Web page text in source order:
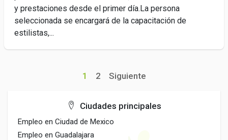
y prestaciones desde el primer día.La persona
seleccionada se encargará de la capacitación de
estilistas,...
1 2 Siguiente
Ciudades principales
Empleo en Ciudad de Mexico
Empleo en Guadalajara